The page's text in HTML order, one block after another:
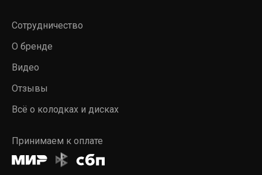
Сотрудничество
О бренде
Видео
Отзывы
Всё о колодках и дисках
Принимаем к оплате